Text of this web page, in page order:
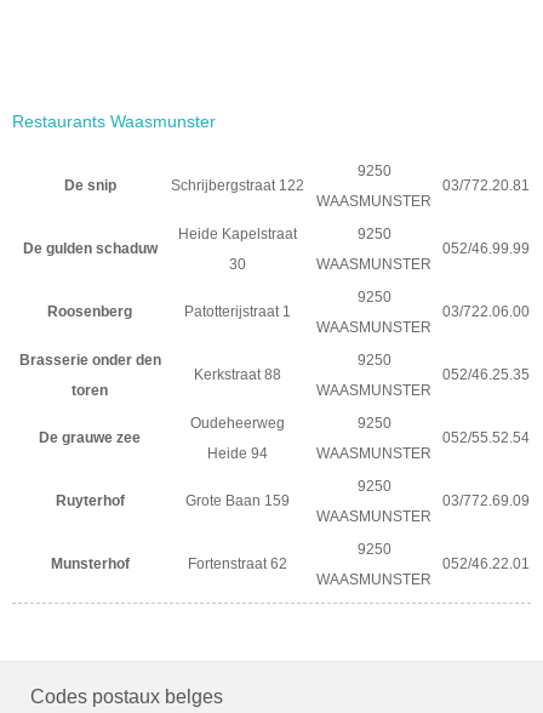
Restaurants Waasmunster
De snip Schrijbergstraat 122
9250
WAASMUNSTER
03/772.20.81
De gulden schaduw
Heide Kapelstraat
30
9250
WAASMUNSTER
052/46.99.99
Roosenberg Patotterijstraat 1
9250
WAASMUNSTER
03/722.06.00
Brasserie onder den
toren
Kerkstraat 88
9250
WAASMUNSTER
052/46.25.35
De grauwe zee
Oudeheerweg
Heide 94
9250
WAASMUNSTER
052/55.52.54
Ruyterhof Grote Baan 159
9250
WAASMUNSTER
03/772.69.09
Munsterhof Fortenstraat 62
9250
WAASMUNSTER
052/46.22.01
Codes postaux belges